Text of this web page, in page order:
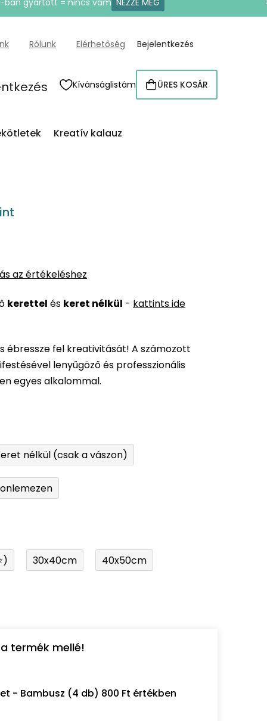
ban gyártott = nincs vám NÉZZE MEG
Rólunk Elérhetőség Bejelentkezés
Kívánságlistám KOSÁR
ÜRES KOSÁR
Kreatív kalauz
az értékeléshez
kerettel és keret nélkül - kattints ide
ébressze fel kreativitását! A számozott
lenyűgöző és professzionális
egyes alkalommal.
nélkül (csak a vászon)
30x40cm 40x50cm
termék mellé!
- Bambusz (4 db) 800 Ft értékben